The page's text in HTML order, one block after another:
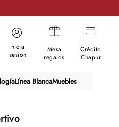
Inicia
sesión
Mesa
regalos
Crédito
Chapur
Línea BlancaMuebles